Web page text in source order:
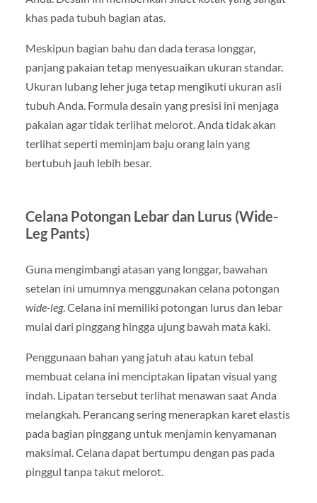
khas pada tubuh bagian atas.
Meskipun bagian bahu dan dada terasa longgar,
panjang pakaian tetap menyesuaikan ukuran standar.
Ukuran lubang leher juga tetap mengikuti ukuran asli
tubuh Anda. Formula desain yang presisi ini menjaga
pakaian agar tidak terlihat melorot. Anda tidak akan
terlihat seperti meminjam baju orang lain yang
bertubuh jauh lebih besar.
Celana Potongan Lebar dan Lurus (Wide-
Leg Pants)
Guna mengimbangi atasan yang longgar, bawahan
setelan ini umumnya menggunakan celana potongan
wide-leg. Celana ini memiliki potongan lurus dan lebar
mulai dari pinggang hingga ujung bawah mata kaki.
Penggunaan bahan yang jatuh atau katun tebal
membuat celana ini menciptakan lipatan visual yang
indah. Lipatan tersebut terlihat menawan saat Anda
melangkah. Perancang sering menerapkan karet elastis
pada bagian pinggang untuk menjamin kenyamanan
maksimal. Celana dapat bertumpu dengan pas pada
pinggul tanpa takut melorot.